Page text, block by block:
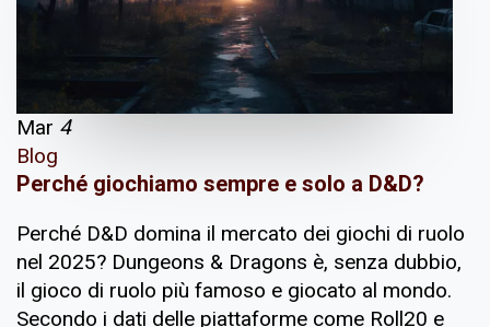
Mar 4
Blog
Perché giochiamo sempre e solo a D&D?
Perché D&D domina il mercato dei giochi di ruolo
nel 2025? Dungeons & Dragons è, senza dubbio,
il gioco di ruolo più famoso e giocato al mondo.
Secondo i dati delle piattaforme come Roll20 e